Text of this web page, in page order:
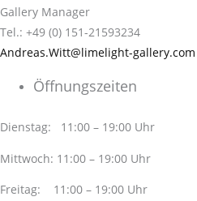
Gallery Manager
Tel.: +49 (0) 151-21593234
Andreas.Witt@limelight-gallery.com
Öffnungszeiten
Dienstag: 11:00 – 19:00 Uhr
Mittwoch: 11:00 – 19:00 Uhr
Freitag: 11:00 – 19:00 Uhr